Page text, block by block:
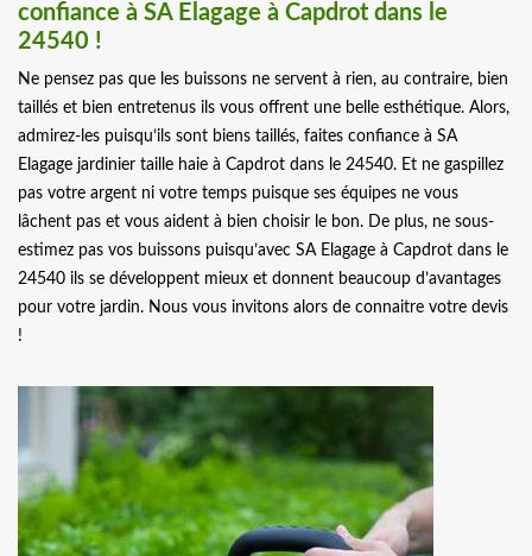
confiance à SA Elagage à Capdrot dans le
24540 !
Ne pensez pas que les buissons ne servent à rien, au contraire, bien
taillés et bien entretenus ils vous offrent une belle esthétique. Alors,
admirez-les puisqu’ils sont biens taillés, faites confiance à SA
Elagage jardinier taille haie à Capdrot dans le 24540. Et ne gaspillez
pas votre argent ni votre temps puisque ses équipes ne vous
lâchent pas et vous aident à bien choisir le bon. De plus, ne sous-
estimez pas vos buissons puisqu’avec SA Elagage à Capdrot dans le
24540 ils se développent mieux et donnent beaucoup d’avantages
pour votre jardin. Nous vous invitons alors de connaitre votre devis
!